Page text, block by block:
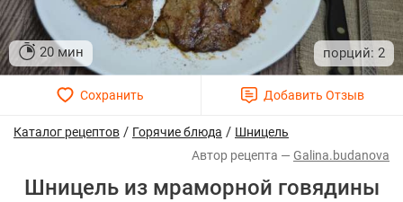
20 мин 2
Каталог рецептов / Горячие блюда / Шницель
Galina.budanova
Шницель из мраморной говядины